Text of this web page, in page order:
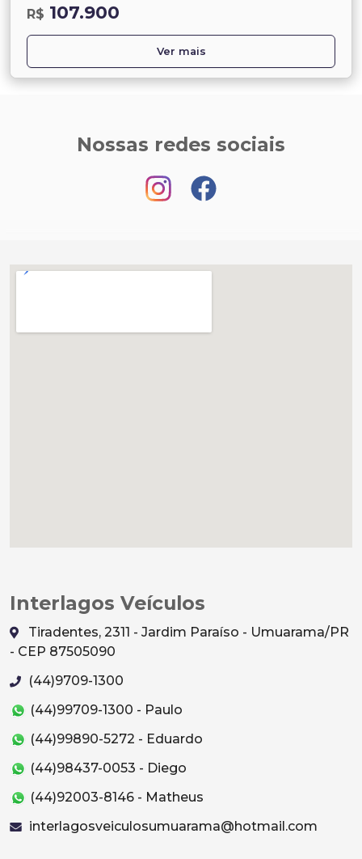
R$ 107.900
Ver mais
Nossas redes sociais
Interlagos Veículos
Tiradentes, 2311 - Jardim Paraíso - Umuarama/PR
- CEP 87505090
(44)9709-1300
(44)99709-1300 - Paulo
(44)99890-5272 - Eduardo
(44)98437-0053 - Diego
(44)92003-8146 - Matheus
interlagosveiculosumuarama@hotmail.com